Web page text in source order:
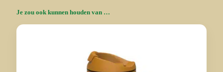
Je zou ook kunnen houden van …